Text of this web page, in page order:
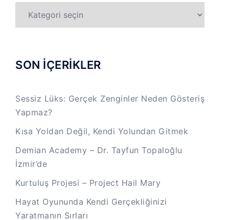
KATEGORİLER
SON İÇERİKLER
Sessiz Lüks: Gerçek Zenginler Neden Gösteriş
Yapmaz?
Kısa Yoldan Değil, Kendi Yolundan Gitmek
Demian Academy – Dr. Tayfun Topaloğlu
İzmir’de
Kurtuluş Projesi – Project Hail Mary
Hayat Oyununda Kendi Gerçekliğinizi
Yaratmanın Sırları